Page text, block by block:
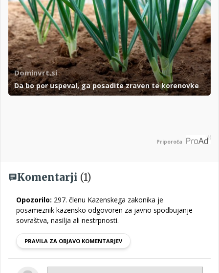
Dominvrt.si
Da bo por uspeval, ga posadite zraven te korenovke
Priporoča
Komentarji (1)
Opozorilo: 297. členu Kazenskega zakonika je
posameznik kazensko odgovoren za javno spodbujanje
sovraštva, nasilja ali nestrpnosti.
PRAVILA ZA OBJAVO KOMENTARJEV